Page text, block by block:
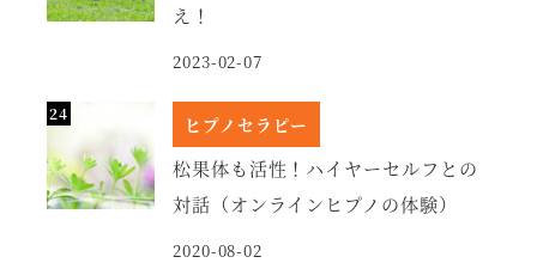
え！
2023-02-07
ヒプノセラピー
松果体も活性！ハイヤーセルフとの
対話（オンラインヒプノの体験）
2020-08-02